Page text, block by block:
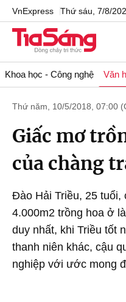
VnExpress Thứ sáu, 7/8/
Khoa học - Công nghệ Văn
Thứ năm, 10/5/2018, 07:00
Giấc mơ
của chàng
Đào Hải Triều, 25 tuổi,
4.000m2 trồng hoa ở
duy nhất, khi Triều tốt
thanh niên khác, cậu
nghiệp với ước mong